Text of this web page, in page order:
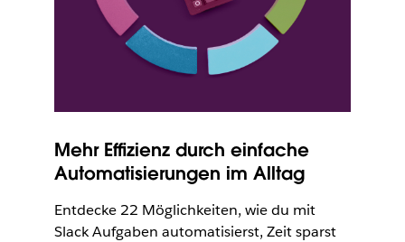
Mehr Effizienz durch einfache
Automatisierungen im Alltag
Entdecke 22 Möglichkeiten, wie du mit
Slack Aufgaben automatisierst, Zeit sparst